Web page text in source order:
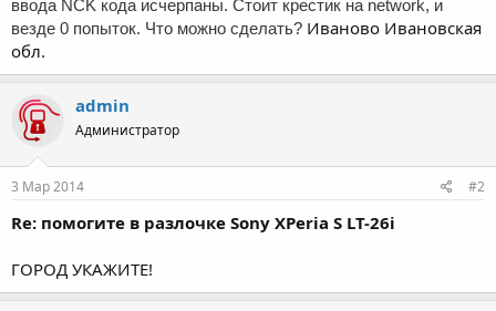
ввода NCK кода исчерпаны. Стоит крестик на network, и
везде 0 попыток. Что можно сделать? Иваново Ивановская
обл.
admin
Администратор
3 Мар 2014 #2
Re: помогите в разлочке Sony XPeria S LT-26i
ГОРОД УКАЖИТЕ!